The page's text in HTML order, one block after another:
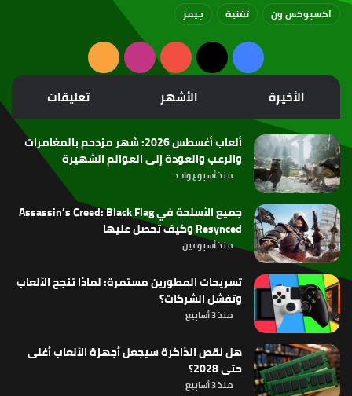
اكسبوكس ون
تقنية جيمز
فيسبوك
‫X
‫YouTubeانستقرامملخص
الموقع
RSS
الأخيرة الأشهر تعليقات
ألعاب أغسطس 2026: شهر مزدحم بالمغامرات
والرعب والعودة إلى العوالم الشهيرة
منذ أسبوع واحد
جميع الأسلحة في Assassin’s Creed: Black Flag
Resynced وكيف تحصل عليها
منذ أسبوعين
تسريحات المطورين مستمرة: لماذا تنجح الألعاب
وتفشل الشركات؟
منذ 3 أسابيع
هل نقص الذاكرة سيجعل أجهزة الألعاب أغلى
حتى 2028؟
منذ 3 أسابيع